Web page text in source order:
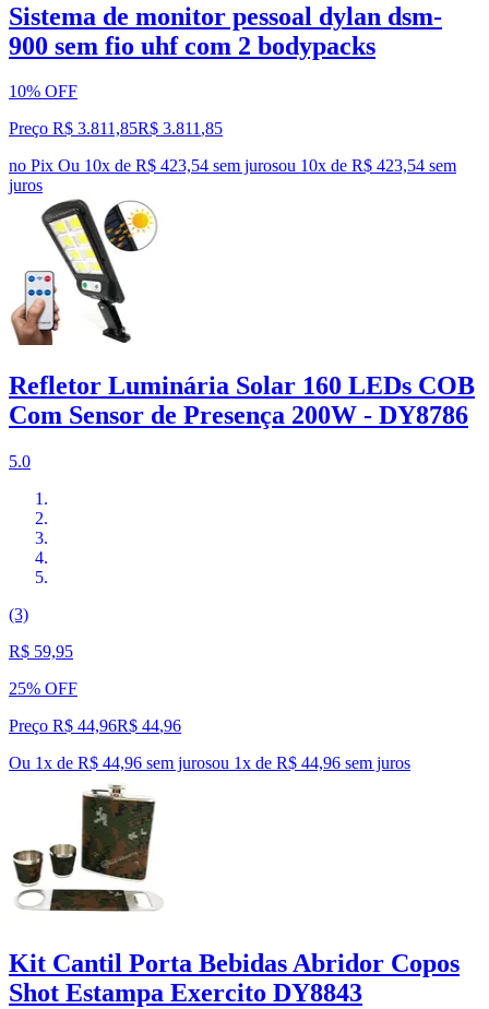
Sistema de monitor pessoal dylan dsm-
900 sem fio uhf com 2 bodypacks
10% OFF
Preço R$ 3.811,85R$ 3.811,85
no Pix Ou 10x de R$ 423,54 sem jurosou 10x de R$ 423,54 sem
juros
Refletor Luminária Solar 160 LEDs COB
Com Sensor de Presença 200W - DY8786
5.0
(3)
R$ 59,95
25% OFF
Preço R$ 44,96R$ 44,96
Ou 1x de R$ 44,96 sem jurosou 1x de R$ 44,96 sem juros
Kit Cantil Porta Bebidas Abridor Copos
Shot Estampa Exercito DY8843